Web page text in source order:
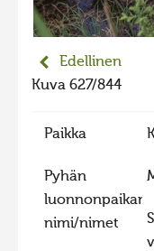
2023
Liikkuvat kuvat
Hiite
Liikkuvat kuvat
Hiite
Edellinen
Kuva 627/844
Paikka
Pyhän
luonnonpaikan
nimi/nimet